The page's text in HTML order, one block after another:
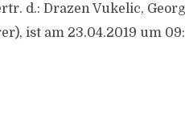
d.: Drazen Vukelic,
ist am 23.04.2019 um